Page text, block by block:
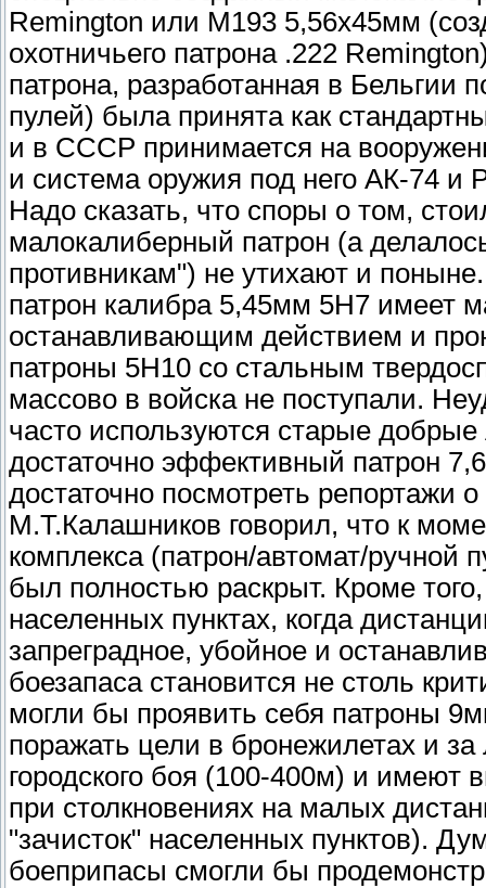
Remington или M193 5,56х45мм
охотничьего патрона .222
патрона, разработанная в Бельгии
пулей) была принята как
и в СССР принимается на
и система оружия под него АК-74 и
Надо сказать, что споры о том,
малокалиберный патрон (а
противникам") не утихают и
патрон калибра 5,45мм 5Н7 имеет
останавливающим действием и
патроны 5Н10 со стальным
массово в войска не поступали.
часто используются старые
достаточно эффективный патрон
достаточно посмотреть репортажи
М.Т.Калашников говорил, что к
комплекса (патрон/автомат/ручной
был полностью раскрыт. Кроме
населенных пунктах, когда
запреградное, убойное и
боезапаса становится не столь
могли бы проявить себя патроны
поражать цели в бронежилетах и
городского боя (100-400м) и имеют
при столкновениях на малых
"зачисток" населенных пунктов).
боеприпасы смогли бы